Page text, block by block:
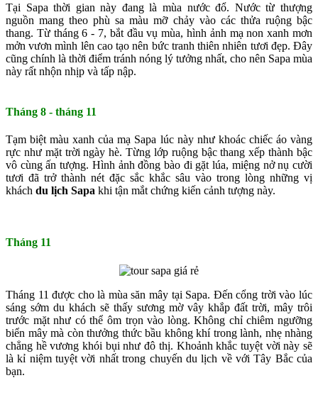
Tại Sapa thời gian này đang là mùa nước đổ. Nước từ thượng
nguồn mang theo phù sa màu mỡ chảy vào các thửa ruộng bậc
thang. Từ tháng 6 - 7, bắt đầu vụ mùa, hình ảnh mạ non xanh mơn
mởn vươn mình lên cao tạo nên bức tranh thiên nhiên tươi đẹp. Đây
cũng chính là thời điểm tránh nóng lý tưởng nhất, cho nên Sapa mùa
này rất nhộn nhịp và tấp nập.
Tháng 8 - tháng 11
Tạm biệt màu xanh của mạ Sapa lúc này như khoác chiếc áo vàng
rực như mặt trời ngày hè. Từng lớp ruộng bậc thang xếp thành bậc
vô cùng ấn tượng. Hình ảnh đồng bào đi gặt lúa, miệng nở nụ cười
tươi đã trở thành nét đặc sắc khắc sâu vào trong lòng những vị
khách du lịch Sapa khi tận mắt chứng kiến cảnh tượng này.
Tháng 11
Tháng 11 được cho là mùa săn mây tại Sapa. Đến cổng trời vào lúc
sáng sớm du khách sẽ thấy sương mờ vây khắp đất trời, mây trôi
trước mặt như có thể ôm trọn vào lòng. Không chỉ chiêm ngưỡng
biển mây mà còn thưởng thức bầu không khí trong lành, nhẹ nhàng
chẳng hề vương khói bụi như đô thị. Khoảnh khắc tuyệt vời này sẽ
là kỉ niệm tuyệt vời nhất trong chuyến du lịch về với Tây Bắc của
bạn.